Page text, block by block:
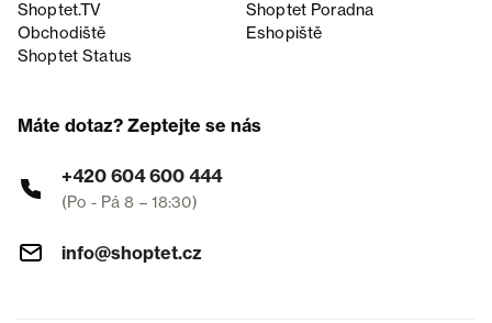
Shoptet.TV
Shoptet Poradna
Obchodiště
Eshopiště
Shoptet Status
Máte dotaz? Zeptejte se nás
+420 604 600 444
(Po - Pá 8 – 18:30)
info@shoptet.cz